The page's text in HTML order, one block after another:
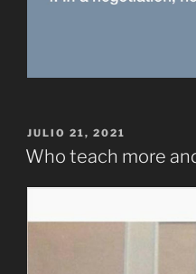
PUBLICADO
EL
JULIO 21, 2021
Who teach more